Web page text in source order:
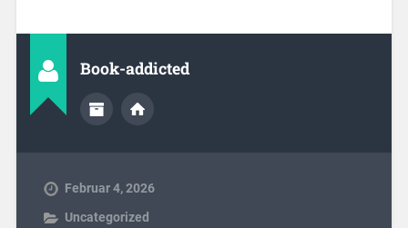
Book-addicted
Februar 4, 2026
Uncategorized